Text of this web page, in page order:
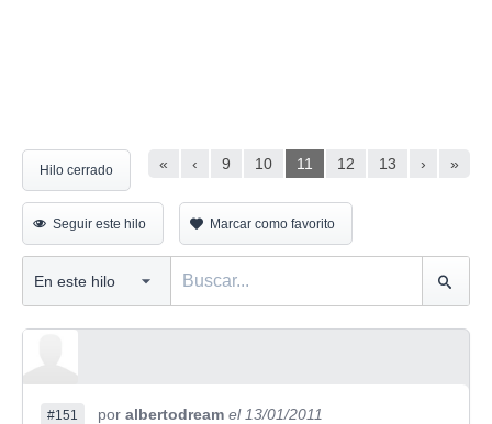
« ‹ 9 10 11 12 13 › »
Hilo cerrado
Seguir este hilo Marcar como favorito
#151 por albertodream el 13/01/2011